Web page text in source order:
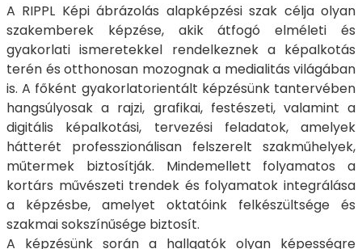
A RIPPL Képi ábrázolás alapképzési szak célja olyan
szakemberek képzése, akik átfogó elméleti és
gyakorlati ismeretekkel rendelkeznek a képalkotás
terén és otthonosan mozognak a medialitás világában
is. A főként gyakorlatorientált képzésünk tantervében
hangsúlyosak a rajzi, grafikai, festészeti, valamint a
digitális képalkotási, tervezési feladatok, amelyek
hátterét professzionálisan felszerelt szakműhelyek,
műtermek biztosítják. Mindemellett folyamatos a
kortárs művészeti trendek és folyamatok integrálása
a képzésbe, amelyet oktatóink felkészültsége és
szakmai sokszínűsége biztosít.
A képzésünk során a hallgatók olyan képességre